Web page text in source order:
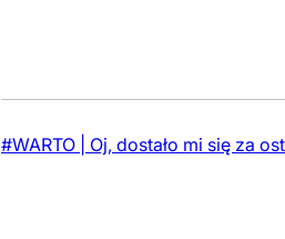
#WARTO | Oj, dostało mi się za